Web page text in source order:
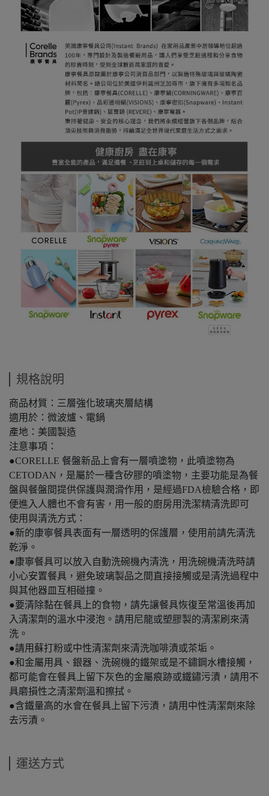
規格說明
商品材質：三層強化玻璃夾層結構
適用於：微波爐、電鍋
產地：美國製造
注意事項：
●CORELLE 餐盤新品上會有一層噴塗物，此噴塗物為
CETODAN，是屬於一種含矽膠的噴塗物，主要功能是為餐
盤與餐盤間提供保護與潤滑作用，是經過FDA檢驗合格，即
便進入人體也不會有害，用一般的廚房用洗潔精清洗即可
使用與清洗方式：
●新的康寧餐具表面有一層透明的保護層，使用前請先清洗
乾淨。
●康寧餐具可以放入自動洗碗機內清洗，用洗碗機清洗時請
小心安置餐具，避免玻璃製品之間直接接觸或是清洗過程中
與其他器皿互相碰撞。
●要清除黏在餐具上的食物，請先讓餐具恢復至常溫後再加
入清潔劑的溫水中浸泡。請用尼龍或塑膠製的清潔刷來清
洗。
●請用蘇打粉或中性清潔劑來清洗咖啡漬或茶垢。
●和金屬用具、銀器、洗碗機的鐵架或是不鏽鋼水槽接觸，
都可能會在餐具上留下灰色的金屬痕跡或鐵鏽污漬，請用不
具磨損性之清潔劑溫和擦拭。
●含鐵量高的水會在餐具上留下污漬，請用中性清潔劑來除
去污漬。
運送方式